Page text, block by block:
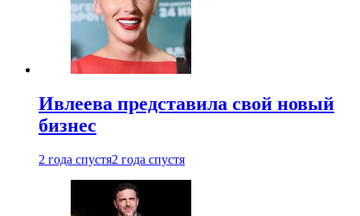
Ивлеева представила свой новый
бизнес
2 года спустя2 года спустя